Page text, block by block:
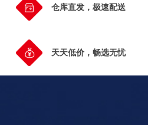
仓库直发，极速配送
天天低价，畅选无忧